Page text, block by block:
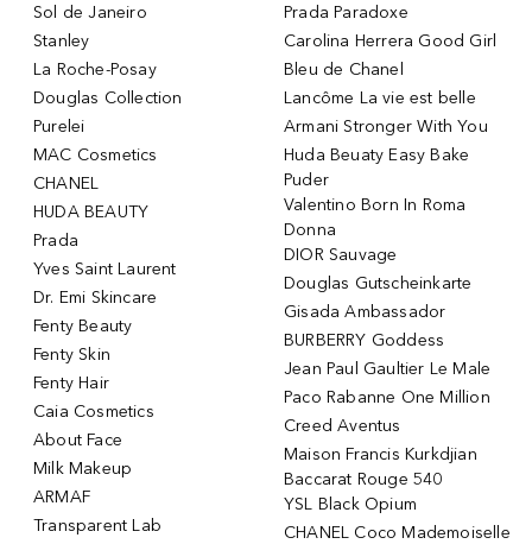
Sol de Janeiro
Stanley
La Roche-Posay
Douglas Collection
Purelei
MAC Cosmetics
CHANEL
HUDA BEAUTY
Prada
Yves Saint Laurent
Dr. Emi Skincare
Fenty Beauty
Fenty Skin
Fenty Hair
Caia Cosmetics
About Face
Milk Makeup
ARMAF
Transparent Lab
Prada Paradoxe
Carolina Herrera Good Girl
Bleu de Chanel
Lancôme La vie est belle
Armani Stronger With You
Huda Beuaty Easy Bake
Puder
Valentino Born In Roma
Donna
DIOR Sauvage
Douglas Gutscheinkarte
Gisada Ambassador
BURBERRY Goddess
Jean Paul Gaultier Le Male
Paco Rabanne One Million
Creed Aventus
Maison Francis Kurkdjian
Baccarat Rouge 540
YSL Black Opium
CHANEL Coco Mademoiselle